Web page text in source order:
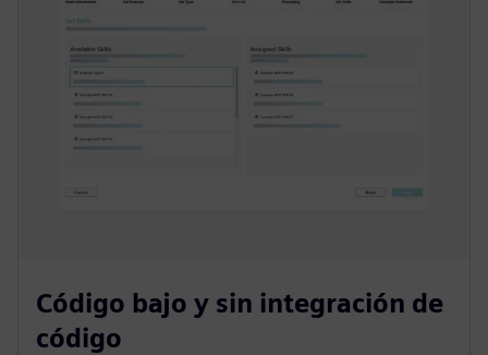
Código bajo y sin integración de
código